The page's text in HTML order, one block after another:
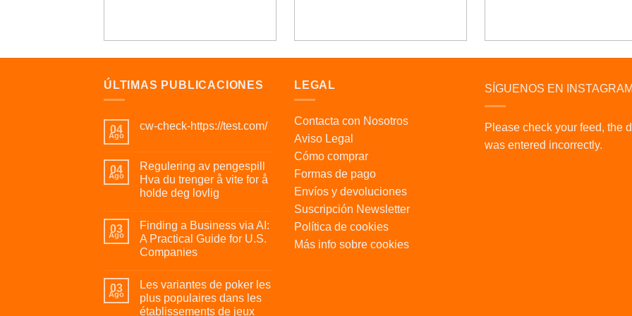
ÚLTIMAS PUBLICACIONES
04
Ago
cw-check-https://test.com/
04
Ago
Regulering av pengespill
Hva du trenger å vite for å
holde deg lovlig
03
Ago
Finding a Business via AI:
A Practical Guide for U.S.
Companies
03
Ago
Les variantes de poker les
plus populaires dans les
établissements de jeux
LEGAL
Contacta con Nosotros
Aviso Legal
Cómo comprar
Formas de pago
Envíos y devoluciones
Suscripción Newsletter
Política de cookies
Más info sobre cookies
SÍGUENOS EN INSTAGRAM
Please check your feed, the
was entered incorrectly.